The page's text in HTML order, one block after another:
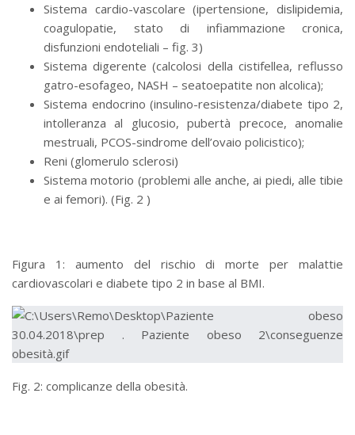
Sistema cardio-vascolare (ipertensione, dislipidemia,
coagulopatie, stato di infiammazione cronica,
disfunzioni endoteliali – fig. 3)
Sistema digerente (calcolosi della cistifellea, reflusso
gatro-esofageo, NASH – seatoepatite non alcolica);
Sistema endocrino (insulino-resistenza/diabete tipo 2,
intolleranza al glucosio, pubertà precoce, anomalie
mestruali, PCOS-sindrome dell’ovaio policistico);
Reni (glomerulo sclerosi)
Sistema motorio (problemi alle anche, ai piedi, alle tibie
e ai femori). (Fig. 2 )
Figura 1: aumento del rischio di morte per malattie
cardiovascolari e diabete tipo 2 in base al BMI.
Fig. 2: complicanze della obesità.